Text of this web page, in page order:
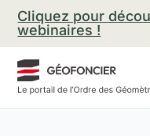
Aller
contenu
Cliquez pour
webinaires !